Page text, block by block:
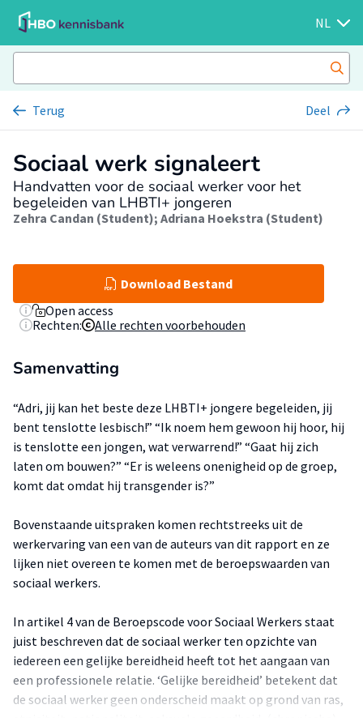
NL
Terug Deel
Sociaal werk signaleert
Handvatten voor de sociaal werker voor het
begeleiden van LHBTI+ jongeren
Zehra Candan (Student); Adriana Hoekstra (Student)
Download Bestand
Open access
Rechten:
Alle rechten voorbehouden
Samenvatting
“Adri, jij kan het beste deze LHBTI+ jongere begeleiden, jij
bent tenslotte lesbisch!” “Ik noem hem gewoon hij hoor, hij
is tenslotte een jongen, wat verwarrend!” “Gaat hij zich
laten om bouwen?” “Er is weleens onenigheid op de groep,
komt dat omdat hij transgender is?”
Bovenstaande uitspraken komen rechtstreeks uit de
werkervaring van een van de auteurs van dit rapport en ze
lijken niet overeen te komen met de beroepswaarden van
sociaal werkers.
In artikel 4 van de Beroepscode voor Sociaal Werkers staat
juist beschreven dat de sociaal werker ten opzichte van
iedereen een gelijke bereidheid heeft tot het aangaan van
een professionele relatie. ‘Gelijke bereidheid’ betekent dat
de sociaal werker geen onderscheid maakt op grond van ras,